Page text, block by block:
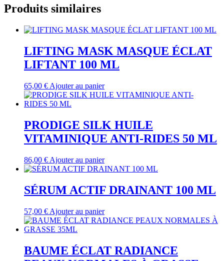
Produits similaires
LIFTING MASK MASQUE ÉCLAT
LIFTANT 100 ML
65,00 € Ajouter au panier
PRODIGE SILK HUILE
VITAMINIQUE ANTI-RIDES 50 ML
86,00 € Ajouter au panier
SÉRUM ACTIF DRAINANT 100 ML
57,00 € Ajouter au panier
BAUME ÉCLAT RADIANCE